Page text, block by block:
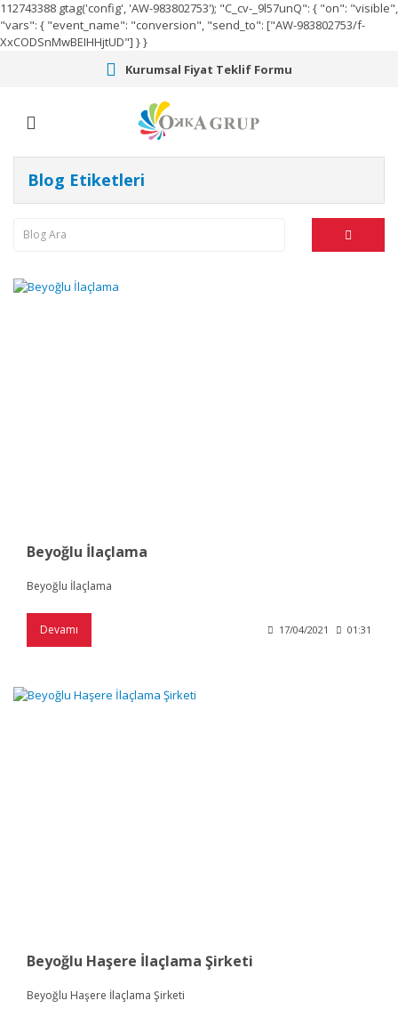
112743388 gtag('config', 'AW-983802753'); "C_cv-_9l57unQ": { "on": "visible",
"vars": { "event_name": "conversion", "send_to": ["AW-983802753/f-
XxCODSnMwBEIHHjtUD"] } }
Kurumsal Fiyat Teklif Formu
Blog Etiketleri
Beyoğlu İlaçlama
Beyoğlu İlaçlama
Devamı 17/04/2021 01:31
Beyoğlu Haşere İlaçlama Şirketi
Beyoğlu Haşere İlaçlama Şirketi